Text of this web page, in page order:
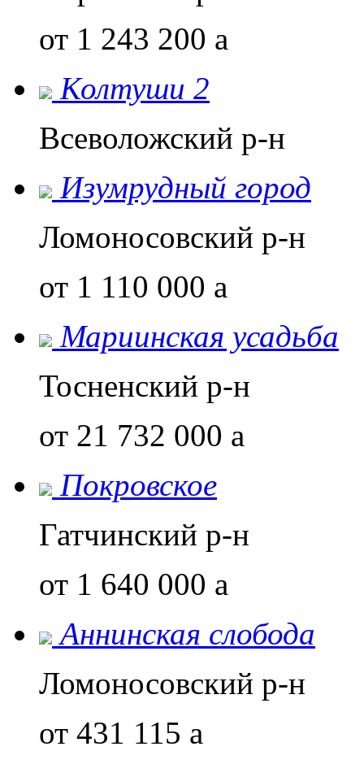
от 1 243 200 a
Колтуши 2
Всеволожский р-н
Изумрудный город
Ломоносовский р-н
от 1 110 000 a
Мариинская усадьба
Тосненский р-н
от 21 732 000 a
Покровское
Гатчинский р-н
от 1 640 000 a
Аннинская слобода
Ломоносовский р-н
от 431 115 a